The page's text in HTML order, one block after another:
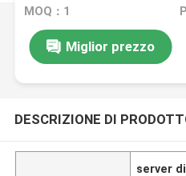
MOQ：1
Miglior prezzo
DESCRIZIONE DI
server